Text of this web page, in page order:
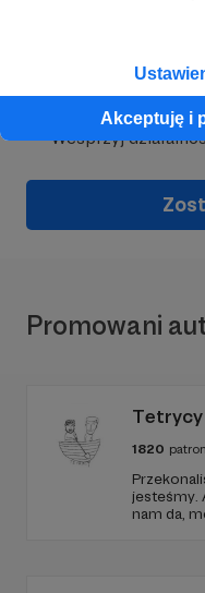
Akceptuję i
Dołącz
Wesprzyj
Promowani
Tetrycy
1820
jesteśmy.
nam da,